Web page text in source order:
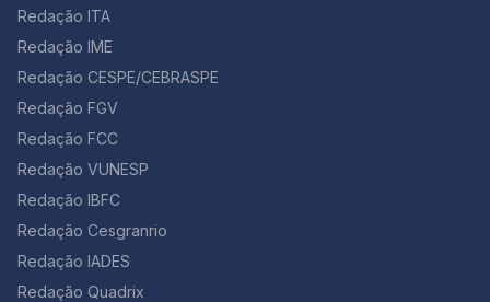
Redação ITA
Redação IME
Redação CESPE/CEBRASPE
Redação FGV
Redação FCC
Redação VUNESP
Redação IBFC
Redação Cesgranrio
Redação IADES
Redação Quadrix